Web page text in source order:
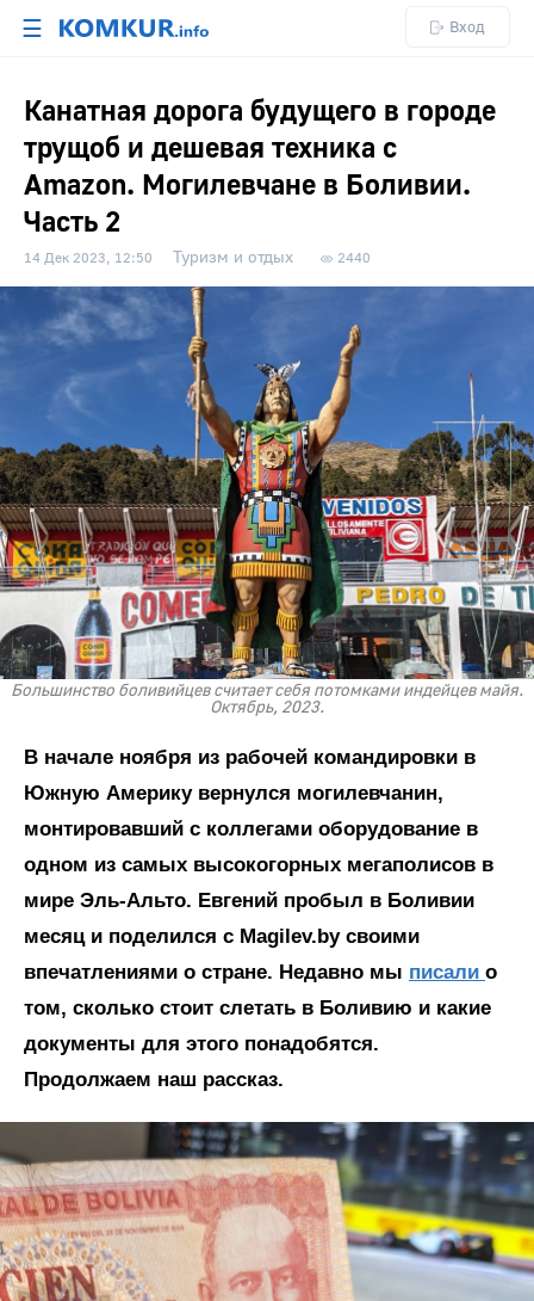
☰ Вход
Канатная дорога будущего в городе
трущоб и дешевая техника с
Amazon. Могилевчане в Боливии.
Часть 2
14 Дек 2023, 12:50 Туризм и отдых 2440
Большинство боливийцев считает себя потомками индейцев майя.
Октябрь, 2023.
В начале ноября из рабочей командировки в
Южную Америку вернулся могилевчанин,
монтировавший с коллегами оборудование в
одном из самых высокогорных мегаполисов в
мире Эль-Альто. Евгений пробыл в Боливии
месяц и поделился с Magilev.by своими
впечатлениями о стране. Недавно мы писали о
том, сколько стоит слетать в Боливию и какие
документы для этого понадобятся.
Продолжаем наш рассказ.